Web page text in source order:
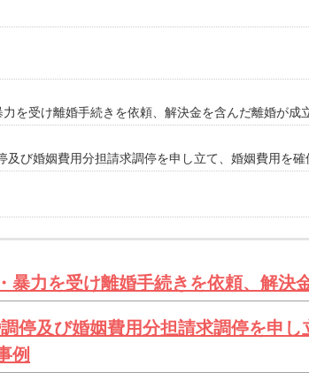
を受け離婚手続きを依頼、解決金を含んだ離婚が成
及び婚姻費用分担請求調停を申し立て、婚姻費用を
暴力を受け離婚手続きを依頼、解決
停及び婚姻費用分担請求調停を申
例